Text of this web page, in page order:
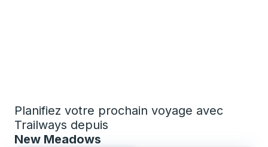
Planifiez votre prochain voyage avec
Trailways depuis
New Meadows